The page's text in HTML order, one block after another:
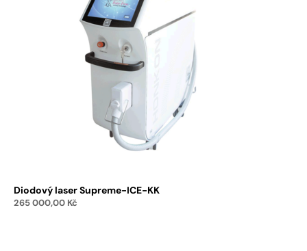
Diodový laser Supreme-ICE-KK
265 000,00 Kč